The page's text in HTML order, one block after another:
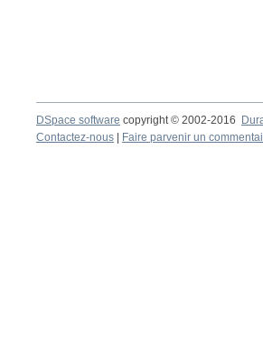
DSpace software copyright © 2002-2016
Contactez-nous
Faire parvenir un